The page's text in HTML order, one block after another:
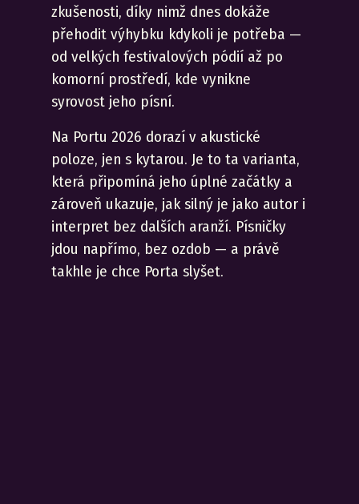
zkušenosti, díky nimž dnes dokáže
přehodit výhybku kdykoli je potřeba —
od velkých festivalových pódií až po
komorní prostředí, kde vynikne
syrovost jeho písní.
Na Portu 2026 dorazí v akustické
poloze, jen s kytarou. Je to ta varianta,
která připomíná jeho úplné začátky a
zároveň ukazuje, jak silný je jako autor i
interpret bez dalších aranží. Písničky
jdou napřímo, bez ozdob — a právě
takhle je chce Porta slyšet.